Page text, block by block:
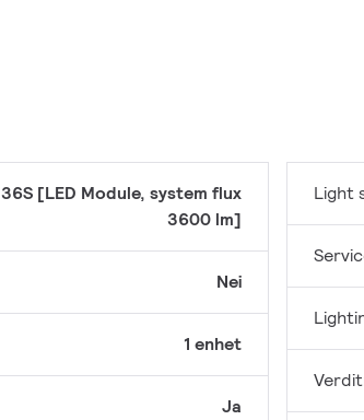
36S [LED Module, system flux
3600 lm]
Nei
1 enhet
Ja
Light